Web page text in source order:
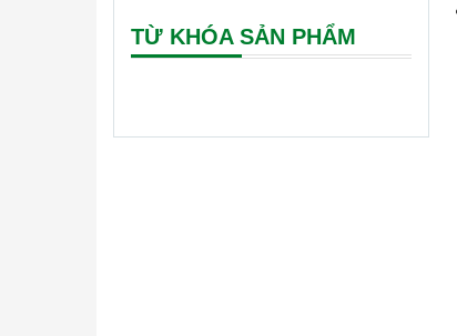
TỪ KHÓA SẢN PHẨM